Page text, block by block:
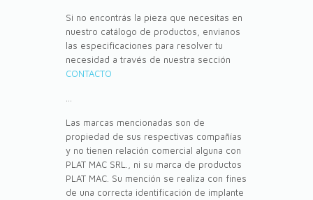
Si no encontrás la pieza que necesitas en
nuestro catálogo de productos, envianos
las especificaciones para resolver tu
necesidad a través de nuestra sección
CONTACTO
Las marcas mencionadas son de
propiedad de sus respectivas compañías
y no tienen relación comercial alguna con
PLAT MAC SRL., ni su marca de productos
PLAT MAC. Su mención se realiza con fines
de una correcta identificación de implante